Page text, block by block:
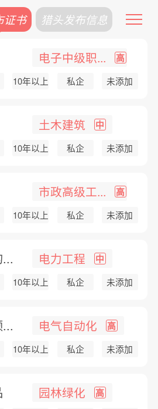
证书 猎头发布信息
电子中级职... 高
10年以上 私企 未添加
土木建筑 中
10年以上 私企 未添加
市政高级工... 高
10年以上 私企 未添加
电力工程 中
10年以上 私企 未添加
电气自动化 高
10年以上 私企 未添加
园林绿化 高